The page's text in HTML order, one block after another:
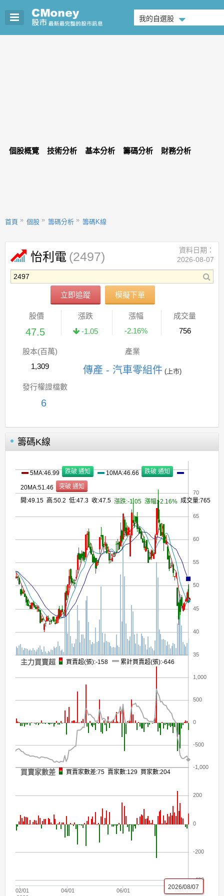
我的自選股
個股概覽 技術分析 基本分析 籌碼分析 財務分析
首頁 個股 籌碼分析 籌碼K線
怡利電 (2497)
立即追蹤 模擬下單
資料日期：
2026-08-07
股價
47.5
漲跌
-1.05
漲幅
-2.16%
成交量
756
股本(百萬)
1,309
產業
傳產 - 汽車零組件 (上市)
發行權證檔數
6
籌碼K線
02/01
04/01 06/01 08/01
35
40
45
50
55
60
65
70
-1,000
-500
0
500
1,000
-400
-200
0
200
2026/08/07
5MA:46.99 10MA:46.66
20MA:51.46
開:49.15 高:50.2 低:47.3 收:47.5 漲跌:-1.05 漲幅:-2.16% 成交量:765
主力買賣超 買賣超(張):-158 累計買賣超(張):-646
買賣家數差 買賣家數差:75 賣家數:129 買家數:204